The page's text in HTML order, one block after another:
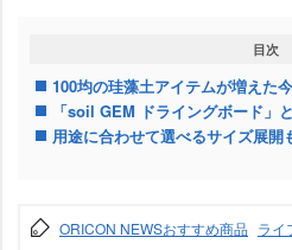
目次
100均の珪藻土アイテムが増えた
「soil GEM ドライングボード」
用途に合わせて選べるサイズ展開
ORICON NEWSおすすめ商品 ライ